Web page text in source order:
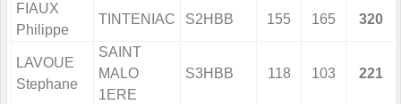
FIAUX
Philippe
TINTENIAC S2HBB 155 165 320
LAVOUE
Stephane
SAINT
MALO
1ERE
S3HBB 118 103 221